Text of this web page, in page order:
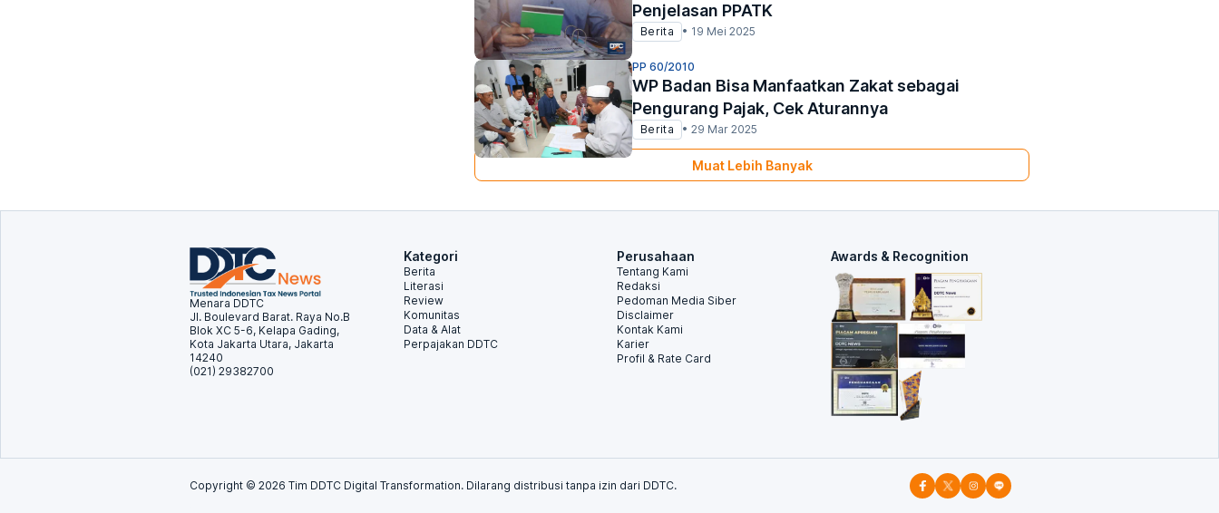
Penjelasan PPATK
Berita • 19 Mei 2025
PP 60/2010
WP Badan Bisa Manfaatkan Zakat sebagai
Pengurang Pajak, Cek Aturannya
Berita • 29 Mar 2025
Muat Lebih Banyak
Menara DDTC
Jl. Boulevard Barat. Raya No.B
Blok XC 5-6, Kelapa Gading,
Kota Jakarta Utara, Jakarta
14240
(021) 29382700
Kategori
Berita
Literasi
Review
Komunitas
Data & Alat
Perpajakan DDTC
Perusahaan
Tentang Kami
Redaksi
Pedoman Media Siber
Disclaimer
Kontak Kami
Karier
Profil & Rate Card
Awards & Recognition
Copyright © 2026 Tim DDTC Digital Transformation. Dilarang distribusi tanpa izin dari DDTC.